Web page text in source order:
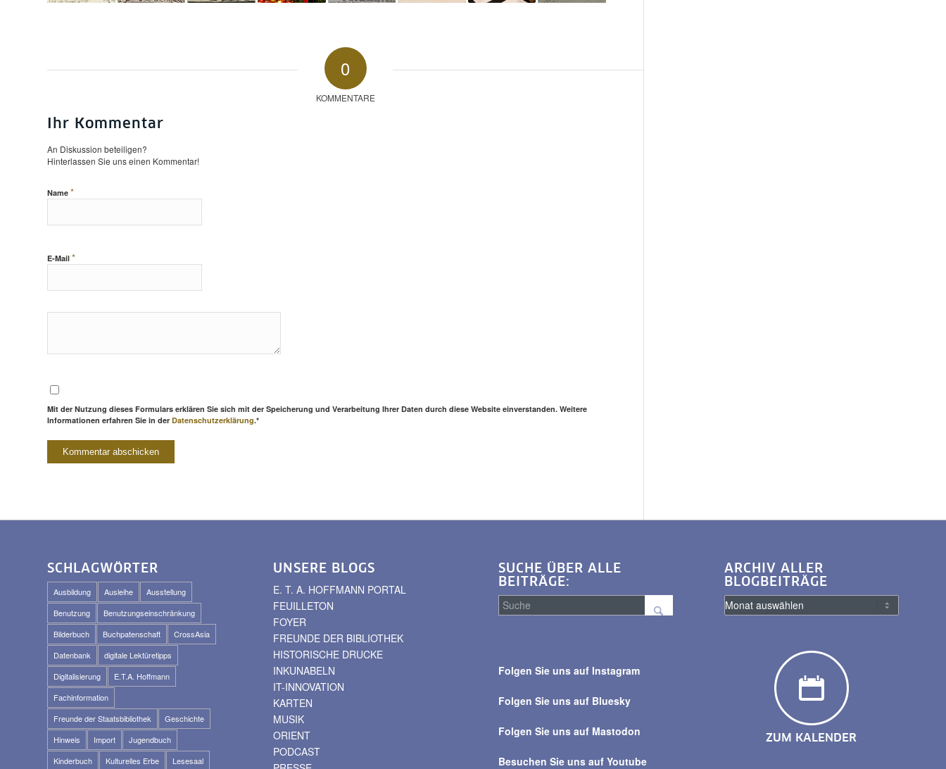
0
KOMMENTARE
Ihr Kommentar
An Diskussion beteiligen?
Hinterlassen Sie uns einen Kommentar!
Name *
E-Mail *
Mit der Nutzung dieses Formulars erklären Sie sich mit der Speicherung und Verarbeitung Ihrer Daten durch diese Website einverstanden. Weitere
Informationen erfahren Sie in der Datenschutzerklärung.*
SCHLAGWÖRTER
Ausbildung Ausleihe
Ausstellung
Benutzung
Benutzungseinschränkung
Bilderbuch
Buchpatenschaft
CrossAsia
Datenbank
digitale Lektüretipps
Digitalisierung
E.T.A. Hoffmann
Fachinformation
Freunde der Staatsbibliothek
Geschichte
Hinweis
Import
Jugendbuch
Kinderbuch
Kulturelles Erbe Lesesaal
UNSERE BLOGS
E. T. A. HOFFMANN PORTAL
FEUILLETON
FOYER
FREUNDE DER BIBLIOTHEK
HISTORISCHE DRUCKE
INKUNABELN
IT-INNOVATION
KARTEN
MUSIK
ORIENT
PODCAST
SUCHE ÜBER ALLE
BEITRÄGE:
alle
Folgen Sie uns auf Instagram
Folgen Sie uns auf Bluesky
Folgen Sie uns auf Mastodon
Besuchen Sie uns auf Youtube
ARCHIV ALLER
BLOGBEITRÄGE
ZUM KALENDER